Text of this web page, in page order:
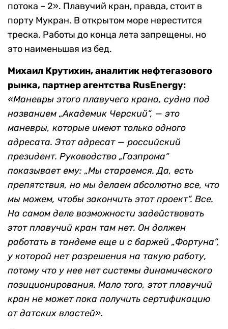
потока – 2». Плавучий кран, правда, стоит в
порту Мукран. В открытом море нерестится
треска. Работы до конца лета запрещены, но
это наименьшая из бед.
Михаил Крутихин, аналитик нефтегазового
рынка, партнер агентства RusEnergy:
«Маневры этого плавучего крана, судна под
названием „Академик Черский“, — это
маневры, которые имеют только одного
адресата. Этот адресат — российский
президент. Руководство „Газпрома“
показывает ему: „Мы стараемся. Да, есть
препятствия, но мы делаем абсолютно все, что
мы можем, чтобы закончить этот проект“. Все.
На самом деле возможности задействовать
этот плавучий кран там нет. Он должен
работать в тандеме еще и с баржей „Фортуна“,
у которой нет разрешения на такую работу,
потому что у нее нет системы динамического
позиционирования. Мало того, этот плавучий
кран не может пока получить сертификацию
от датских властей».